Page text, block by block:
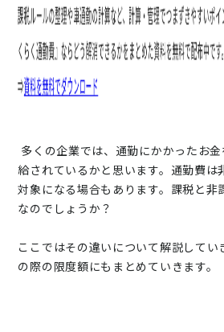
多くの企業では、通勤にかかったお
給されているかと思います。通勤費は
対象になる場合もあります。課税と非
なのでしょうか？
ここではその違いについて解説してい
の際の限度額にもまとめていきます。